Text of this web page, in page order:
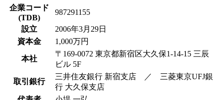
企業コード
(TDB)
987291155
設立
2006年3月29日
資本金
1,000万円
本社
〒169-0072 東京都新宿区大久保1-14-15 三辰
ビル 5F
取引銀行
三井住友銀行 新宿支店 ／ 三菱東京UFJ銀
行 大久保支店